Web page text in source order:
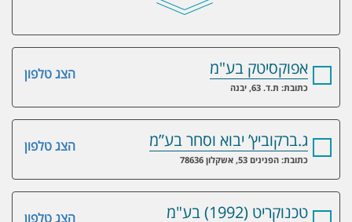
הצג טלפון אפוקסיטק בע"מ
כתובת: ת.ד. 63, יבנה
הצג טלפון ג.ברקוביץ’ יבוא וסחר בע”מ
כתובת: הפנינים 53, אשקלון 78636
הצג טלפון טכנוקריט (1992) בע"מ